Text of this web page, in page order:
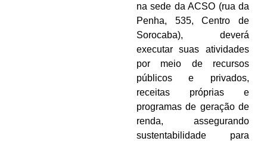
na sede da ACSO (rua da
Penha, 535, Centro de
Sorocaba), deverá
executar suas atividades
por meio de recursos
públicos e privados,
receitas próprias e
programas de geração de
renda, assegurando
sustentabilidade para